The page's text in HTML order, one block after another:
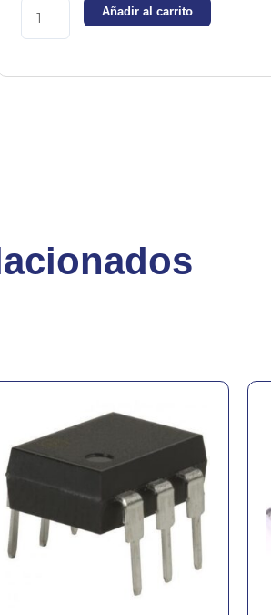
Añadir al carrito